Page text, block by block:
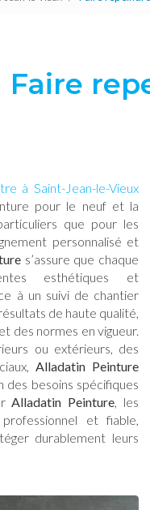
Faire
à Saint-Jean-le-Vieux
pour le neuf et la
que pour les
personnalisé et
s’assure que chaque
esthétiques et
à un suivi de chantier
de haute qualité,
des normes en vigueur.
ou extérieurs, des
Alladatin Peinture
besoins spécifiques
Alladatin Peinture, les
et fiable,
durablement leurs